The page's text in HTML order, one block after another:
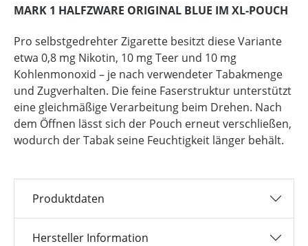
MARK 1 HALFZWARE ORIGINAL BLUE IM XL-POUCH
Pro selbstgedrehter Zigarette besitzt diese Variante
etwa 0,8 mg Nikotin, 10 mg Teer und 10 mg
Kohlenmonoxid – je nach verwendeter Tabakmenge
und Zugverhalten. Die feine Faserstruktur unterstützt
eine gleichmäßige Verarbeitung beim Drehen. Nach
dem Öffnen lässt sich der Pouch erneut verschließen,
wodurch der Tabak seine Feuchtigkeit länger behält.
Produktdaten
Hersteller Information